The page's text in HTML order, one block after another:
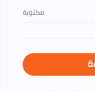
مكتوبة